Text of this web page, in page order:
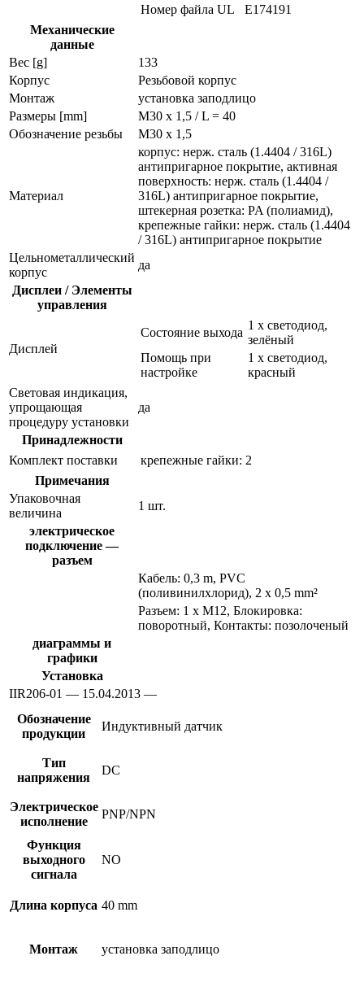
Номер файла UL
E174191
Механические
данные
Вес [g]
133
Корпус
Резьбовой корпус
Монтаж
установка заподлицо
Размеры [mm]
M30 x 1,5 / L = 40
Обозначение резьбы
M30 x 1,5
Материал
корпус: нерж. сталь (1.4404 / 316L)
антипригарное покрытие, активная
поверхность: нерж. сталь (1.4404 /
316L) антипригарное покрытие,
штекерная розетка: PA (полиамид),
крепежные гайки: нерж. сталь (1.4404
/ 316L) антипригарное покрытие
Цельнометаллический
корпус
да
Дисплеи / Элементы
управления
Дисплей
Состояние выхода
1 x светодиод,
зелёный
Помощь при
настройке
1 x светодиод,
красный
Световая индикация,
упрощающая
процедуру установки
да
Принадлежности
Комплект поставки
крепежные гайки: 2
Примечания
Упаковочная
величина
1 шт.
электрическое
подключение —
разъем
Кабель: 0,3 m, PVC
(поливинилхлорид), 2 x 0,5 mm²
Разъем: 1 x M12, Блокировка:
поворотный, Контакты: позолоченый
диаграммы и
графики
Установка
IIR206-01 — 15.04.2013 —
Обозначение
продукции
Индуктивный датчик
Тип
напряжения
DC
Электрическое
исполнение
PNP/NPN
Функция
выходного
сигнала
NO
Длина корпуса 40 mm
Монтаж установка заподлицо